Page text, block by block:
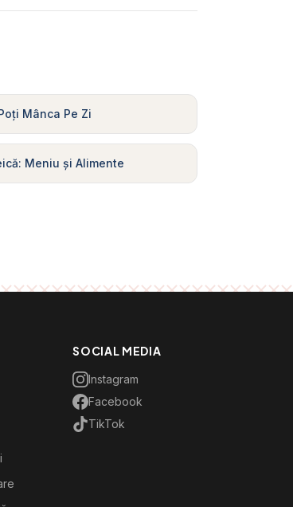
Mânca Pe Zi
Meniu și Alimente
SOCIAL MEDIA
Instagram
Facebook
TikTok